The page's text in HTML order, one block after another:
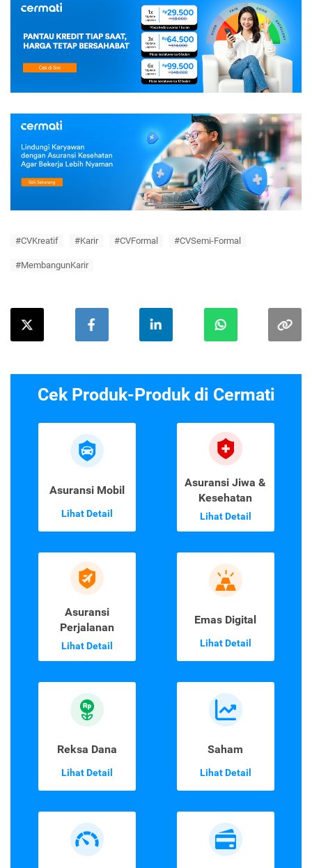
#CVKreatif #Karir #CVFormal #CVSemi-Formal
#MembangunKarir
Cek Produk-Produk di Cermati
Asuransi Mobil
Lihat Detail
Asuransi Jiwa &
Kesehatan
Lihat Detail
Asuransi
Perjalanan
Lihat Detail
Emas Digital
Lihat Detail
Reksa Dana
Lihat Detail
Saham
Lihat Detail